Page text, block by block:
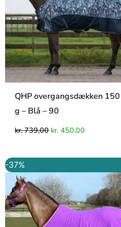
QHP overgangsdækken 150
g – Blå – 90
kr.739,00 kr. 450,00
-37%
oprindelige
pris
var:
kr. 239,00.
aktuelle
kr. 150,00.